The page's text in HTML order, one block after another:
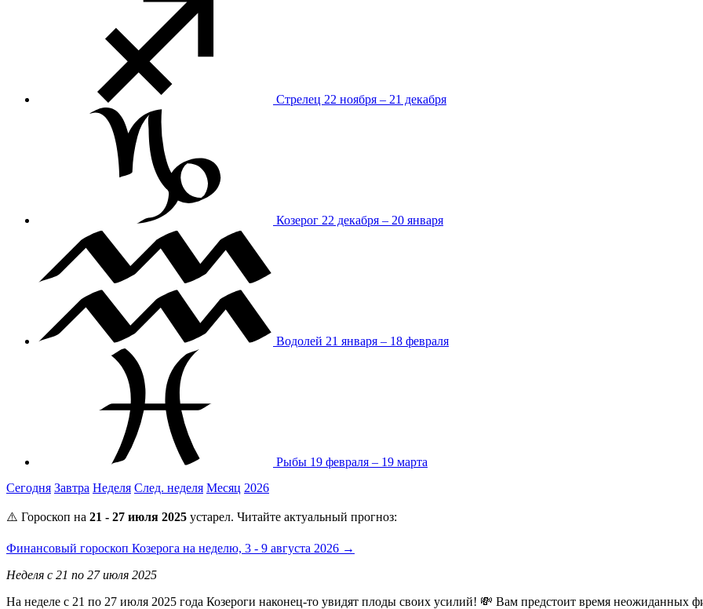
Стрелец 22 ноября – 21 декабря
Козерог 22 декабря – 20 января
Водолей 21 января – 18 февраля
Рыбы 19 февраля – 19 марта
Сегодня Завтра Неделя След. неделя Месяц 2026
⚠️ Гороскоп на 21 - 27 июля 2025 устарел. Читайте актуальный прогноз:
Финансовый гороскоп Козерога на неделю, 3 - 9 августа 2026 →
Неделя с 21 по 27 июля 2025
На неделе с 21 по 27 июля 2025 года Козероги наконец-то увидят плоды своих усилий! 💸 Вам предстоит время неожиданных